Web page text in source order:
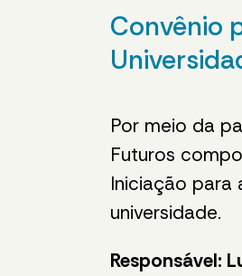
Convênio
Por meio da
Futuros
Iniciação para
universidade.
Responsável: